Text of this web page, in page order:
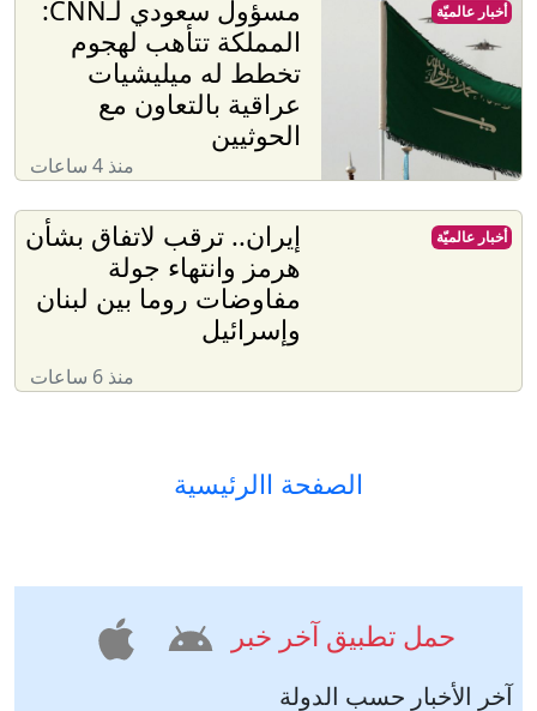
مسؤول سعودي لـCNN:
المملكة تتأهب لهجوم
تخطط له ميليشيات
عراقية بالتعاون مع
الحوثيين
منذ 4 ساعات
أخبار عالميّة
إيران.. ترقب لاتفاق بشأن
هرمز وانتهاء جولة
مفاوضات روما بين لبنان
وإسرائيل
منذ 6 ساعات
أخبار عالميّة
الصفحة االرئيسية
حمل تطبيق آخر خبر
آخر الأخبار حسب الدولة